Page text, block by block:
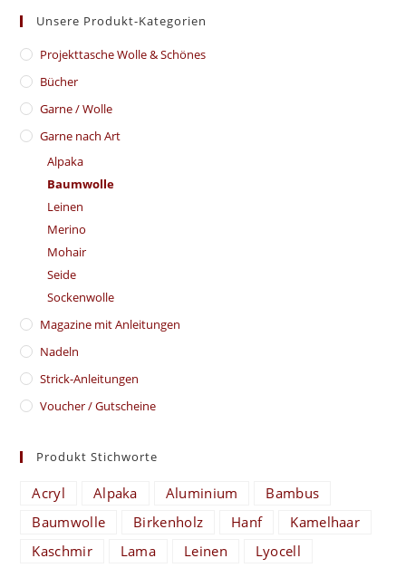
Unsere Produkt-Kategorien
​Projekttasche Wolle & Schönes
Bücher
Garne / Wolle
Garne nach Art
Alpaka
Baumwolle
Leinen
Merino
Mohair
Seide
Sockenwolle
Magazine mit Anleitungen
Nadeln
Strick-Anleitungen
Voucher / Gutscheine
Produkt Stichworte
Acryl Alpaka Aluminium
Bambus
Baumwolle
Birkenholz Hanf
Kamelhaar
Kaschmir
Lama Leinen
Lyocell